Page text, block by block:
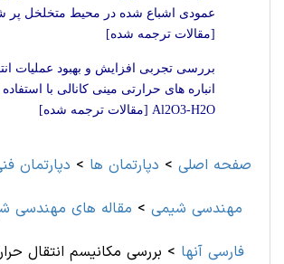
عمودی اشباع شده در محیط متخلخل پر
[مقالات ترجمه شده]
بررسی تجربی افزایش و بهبود عملیات
انباره های حرارتی مینی کانالی با
Al2O3-H2O [مقالات ترجمه شده]
صفحه اصلی > دپارتمان ها > دپارتمان
مهندسی شیمی > مقاله های مهندسی
فارسی آنها > بررسی مکانیسم انتقال